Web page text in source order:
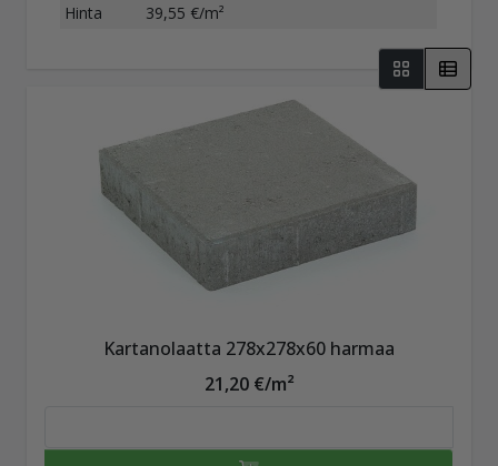
Hinta
39,55 €/m²
Kartanolaatta 278x278x60 harmaa
21,20 €/m²